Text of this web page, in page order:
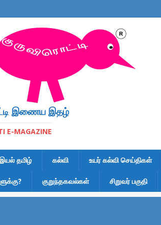
இணைய இதழ்
E-MAGAZINE
தமிழ் கல்வி உயர் கல்வி செய்திகள்
குறுந்தகவல்கள் சிறுவர் பகுதி